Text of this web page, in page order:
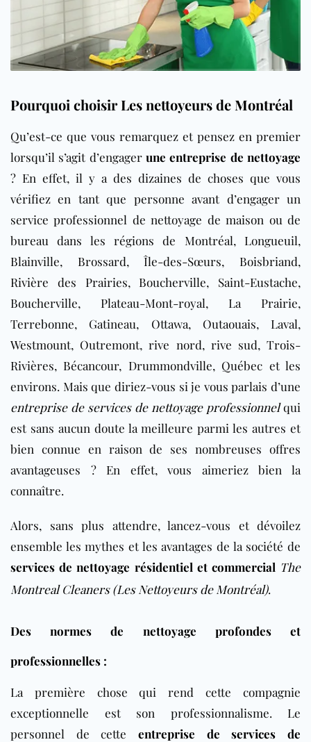
Pourquoi choisir Les nettoyeurs de Montréal
Qu’est-ce que vous remarquez et pensez en premier
lorsqu’il s’agit d’engager une entreprise de nettoyage
? En effet, il y a des dizaines de choses que vous
vérifiez en tant que personne avant d’engager un
service professionnel de nettoyage de maison ou de
bureau dans les régions de Montréal, Longueuil,
Blainville, Brossard, Île-des-Sœurs, Boisbriand,
Rivière des Prairies, Boucherville, Saint-Eustache,
Boucherville, Plateau-Mont-royal, La Prairie,
Terrebonne, Gatineau, Ottawa, Outaouais, Laval,
Westmount, Outremont, rive nord, rive sud, Trois-
Rivières, Bécancour, Drummondville, Québec et les
environs. Mais que diriez-vous si je vous parlais d’une
entreprise de services de nettoyage professionnelqui
est sans aucun doute la meilleure parmi les autres et
bien connue en raison de ses nombreuses offres
avantageuses ? En effet, vous aimeriez bien la
connaître.
Alors, sans plus attendre, lancez-vous et dévoilez
ensemble les mythes et les avantages de la société de
services de nettoyage résidentiel et commercial The
Montreal Cleaners (Les Nettoyeurs de Montréal).
Des normes de nettoyage profondes et
professionnelles :
La première chose qui rend cette compagnie
exceptionnelle est son professionnalisme. Le
personnel de cette entreprise de services de